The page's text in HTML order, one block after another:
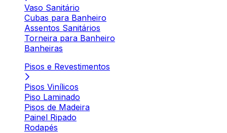
Vaso Sanitário
Cubas para Banheiro
Assentos Sanitários
Torneira para Banheiro
Banheiras
Pisos e Revestimentos
Pisos Vinílicos
Piso Laminado
Pisos de Madeira
Painel Ripado
Rodapés